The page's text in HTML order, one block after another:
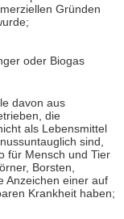
Gründen
oder Biogas
davon aus
die
als Lebensmittel
sind,
für Mensch und Tier
Borsten,
Anzeichen einer auf
Krankheit haben;